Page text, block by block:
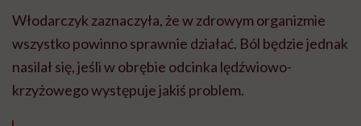
Włodarczyk zaznaczyła, że w zdrowym organizmie
wszystko powinno sprawnie działać. Ból będzie jednak
nasilał się, jeśli w obrębie odcinka lędźwiowo-
krzyżowego występuje jakiś problem.